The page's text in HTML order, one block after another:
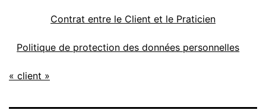
Contrat entre le Client et le Praticien
Politique de protection des données personnelles
« client »